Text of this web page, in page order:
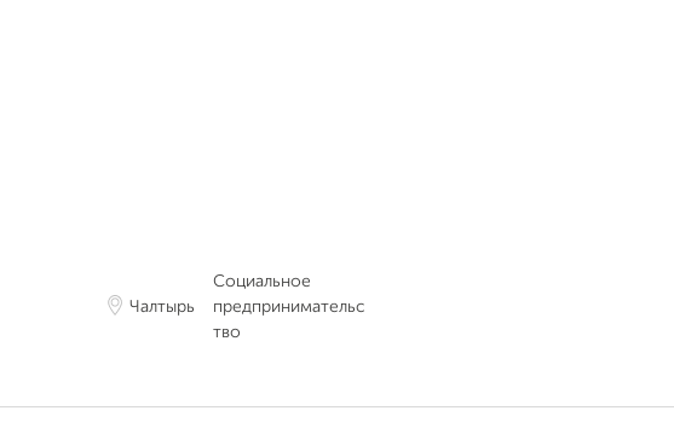
Чалтырь
Социальное
предпринимательс
тво